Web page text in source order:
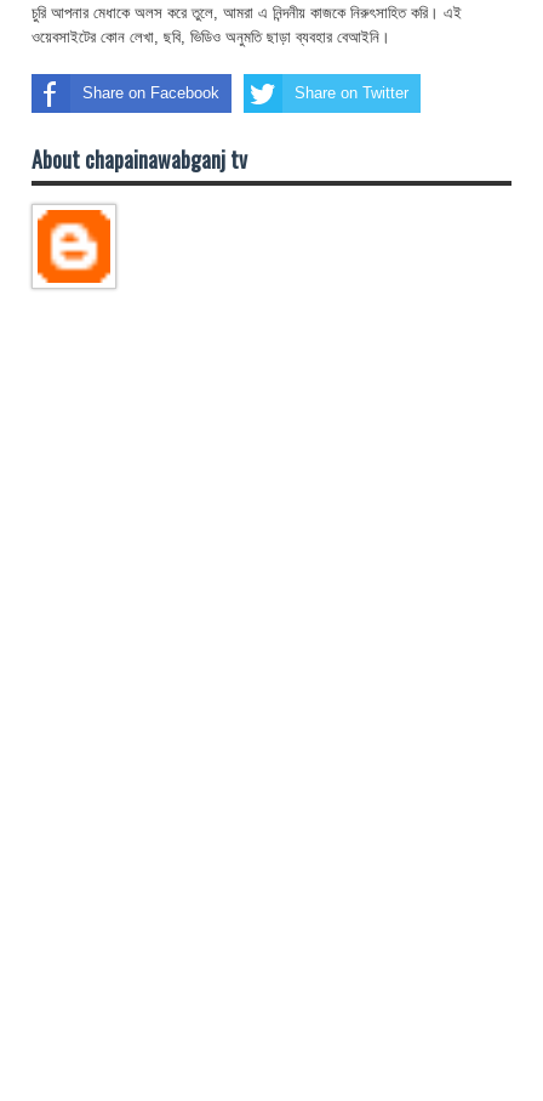
চুরি আপনার মেধাকে অলস করে তুলে, আমরা এ নিন্দনীয় কাজকে নিরুৎসাহিত করি। এই
ওয়েবসাইটের কোন লেখা, ছবি, ভিডিও অনুমতি ছাড়া ব্যবহার বেআইনি।
Share on Facebook Share on Twitter
About chapainawabganj tv